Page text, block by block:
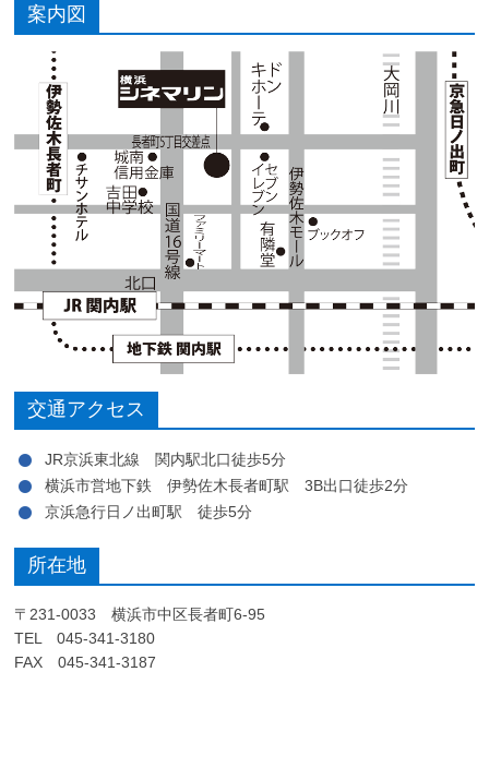
案内図
交通アクセス
JR京浜東北線 関内駅北口徒歩5分
横浜市営地下鉄 伊勢佐木長者町駅 3B出口徒歩2分
京浜急行日ノ出町駅 徒歩5分
所在地
〒231-0033 横浜市中区長者町6-95
TEL 045-341-3180
FAX 045-341-3187